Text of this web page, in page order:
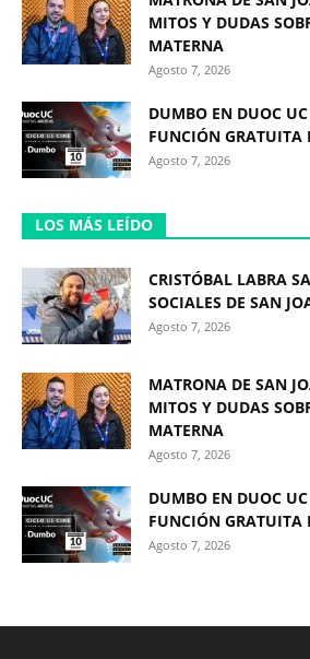
MITOS Y DUDAS
MATERNA
Agosto 7, 2026
DUMBO EN DUOC
FUNCIÓN GRATUITA
Agosto 7, 2026
LOS MÁS LEÍDO
CRISTÓBAL LABRA
SOCIALES DE SAN
Agosto 7, 2026
MATRONA DE SAN
MITOS Y DUDAS
MATERNA
Agosto 7, 2026
DUMBO EN DUOC
FUNCIÓN GRATUITA
Agosto 7, 2026